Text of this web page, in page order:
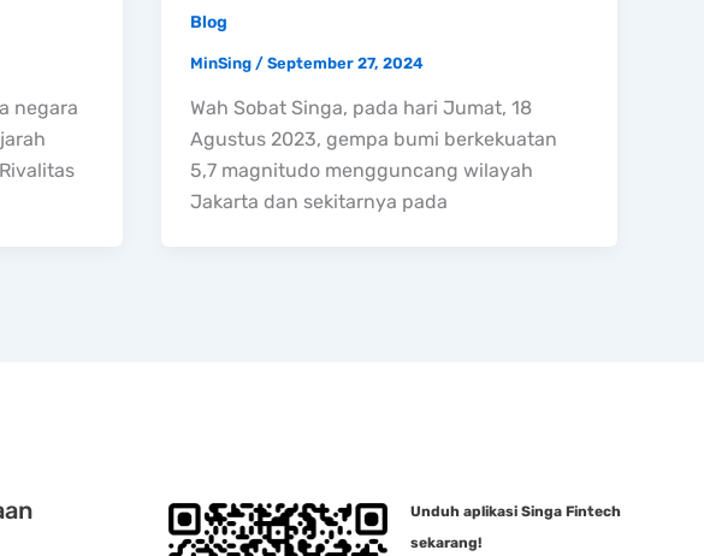
negara
Blog
MinSing /September 27, 2024
Wah Sobat Singa, pada hari Jumat, 18
Agustus 2023, gempa bumi berkekuatan
5,7 magnitudo mengguncang wilayah
Jakarta dan sekitarnya pada
Unduh aplikasi Singa Fintech
sekarang!